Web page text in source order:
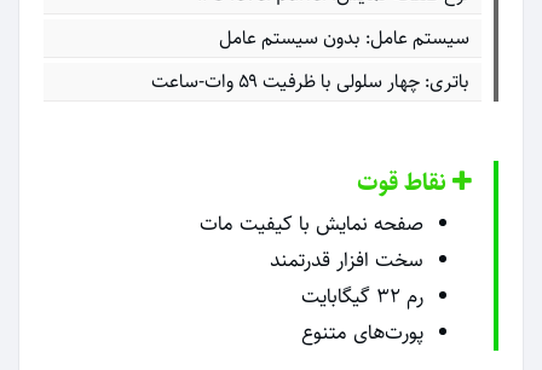
سیستم عامل: بدون سیستم عامل
باتری: چهار سلولی با ظرفیت ۵۹ وات-ساعت
نقاط قوت
صفحه نمایش با کیفیت مات
سخت افزار قدرتمند
رم ۳۲ گیگابایت
پورت‌های متنوع